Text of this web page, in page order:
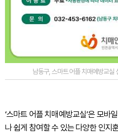
남동구, 스마트 어플 치매예방교실
‘스마트 어플 치매예방교실’은 모바
나 쉽게 참여할 수 있는 다양한 인지